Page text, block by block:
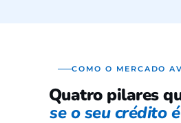
COMO O MERCADO
Quatro pilares
se o seu crédito